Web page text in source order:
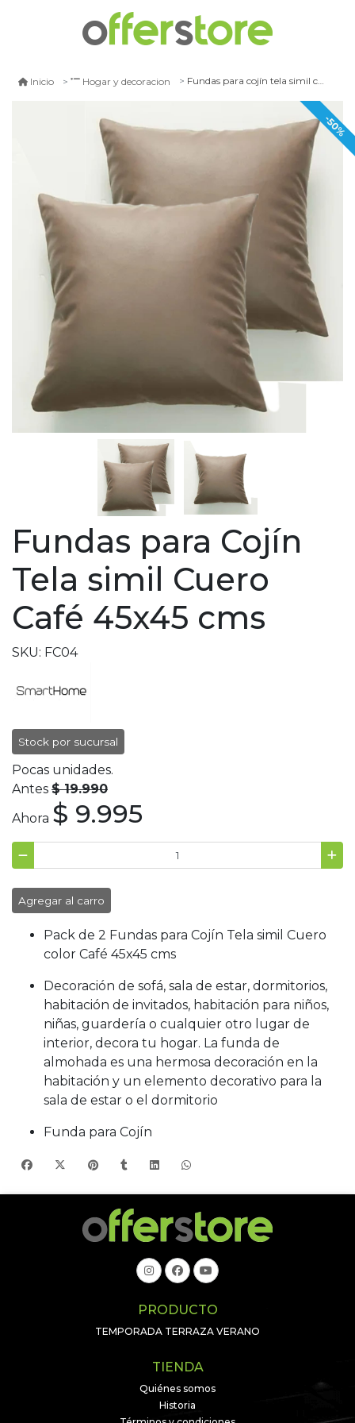
Inicio Hogar y decoracion Fundas para cojín tela simil cuero café 45x45 cms
-50%
Fundas para Cojín
Tela simil Cuero
Café 45x45 cms
SKU: FC04
Stock por sucursal
Pocas unidades.
Antes $ 19.990
Ahora $ 9.995
Agregar al carro
Pack de 2 Fundas para Cojín Tela simil Cuero
color Café 45x45 cms
Decoración de sofá, sala de estar, dormitorios,
habitación de invitados, habitación para niños,
niñas, guardería o cualquier otro lugar de
interior, decora tu hogar. La funda de
almohada es una hermosa decoración en la
habitación y un elemento decorativo para la
sala de estar o el dormitorio
Funda para Cojín
PRODUCTO
TEMPORADA TERRAZA VERANO
TIENDA
Quiénes somos
Historia